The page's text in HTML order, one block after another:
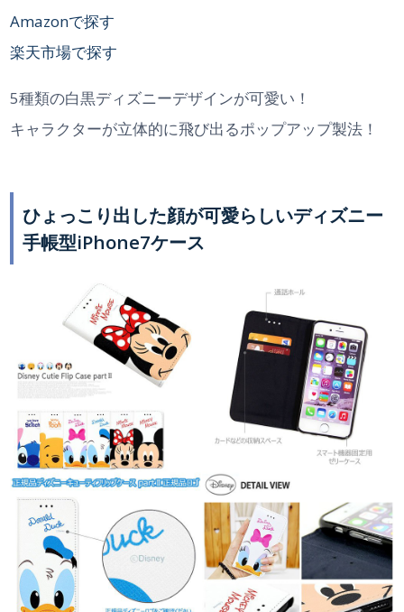
Amazonで探す
楽天市場で探す
5種類の白黒ディズニーデザインが可愛い！
キャラクターが立体的に飛び出るポップアップ製法！
ひょっこり出した顔が可愛らしいディズニー
手帳型iPhone7ケース